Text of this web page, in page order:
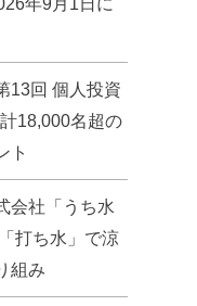
13回 個人投資
18,000名超の
ト
会社「うち水
打ち水」で涼
組み